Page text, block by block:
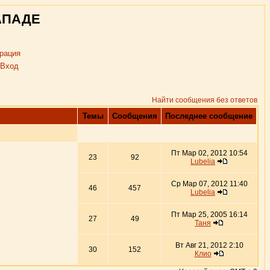
Вход
Найти сообщения без ответов
Темы Сообщения Последнее сообщение
23 92
Пт Мар 02, 2012 10:54
Lubelia
46 457
Ср Мар 07, 2012 11:40
Lubelia
27 49
Пт Мар 25, 2005 16:14
Таня
30 152
Вт Авг 21, 2012 2:10
Клио